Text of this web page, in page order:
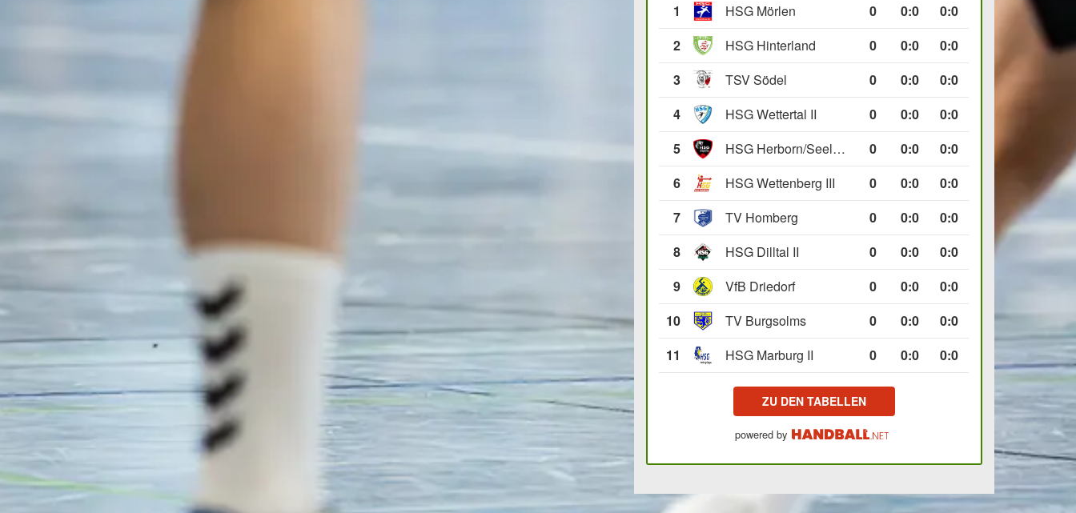
1
HSG Mörlen 0 0:0
0:0
2
HSG Hinterland 0 0:0
0:0
3
TSV Södel 0 0:0
0:0
4
HSG Wettertal II 0 0:0
0:0
5
HSG Herborn/Seelbach 0 0:0
0:0
6
HSG Wettenberg III 0 0:0
0:0
7
TV Homberg 0 0:0
0:0
8
HSG Dilltal II 0 0:0
0:0
9
VfB Driedorf 0 0:0
0:0
10
TV Burgsolms 0 0:0
0:0
11
HSG Marburg II 0 0:0 0:0
ZU DEN TABELLEN
powered by